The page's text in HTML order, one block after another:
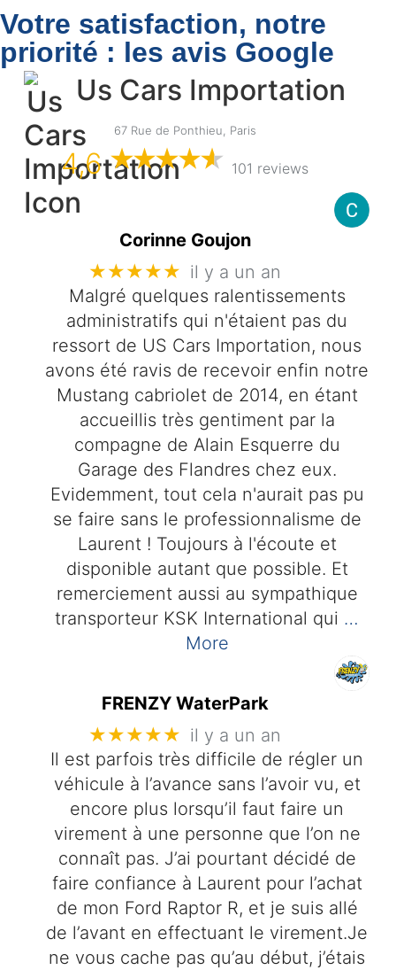
Votre satisfaction, notre
priorité : les avis Google
Us Cars Importation
67 Rue de Ponthieu, Paris
4,6 101 reviews
Corinne Goujon
★★★★★ il y a un an
Malgré quelques ralentissements
administratifs qui n'étaient pas du
ressort de US Cars Importation, nous
avons été ravis de recevoir enfin notre
Mustang cabriolet de 2014, en étant
accueillis très gentiment par la
compagne de Alain Esquerre du
Garage des Flandres chez eux.
Evidemment, tout cela n'aurait pas pu
se faire sans le professionnalisme de
Laurent ! Toujours à l'écoute et
disponible autant que possible. Et
remerciement aussi au sympathique
transporteur KSK International qui …
More
FRENZY WaterPark
★★★★★ il y a un an
Il est parfois très difficile de régler un
véhicule à l’avance sans l’avoir vu, et
encore plus lorsqu’il faut faire un
virement à une personne que l’on ne
connaît pas. J’ai pourtant décidé de
faire confiance à Laurent pour l’achat
de mon Ford Raptor R, et je suis allé
de l’avant en effectuant le virement.Je
ne vous cache pas qu’au début, j’étais